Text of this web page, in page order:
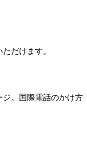
だけます。
。国際電話のかけ方